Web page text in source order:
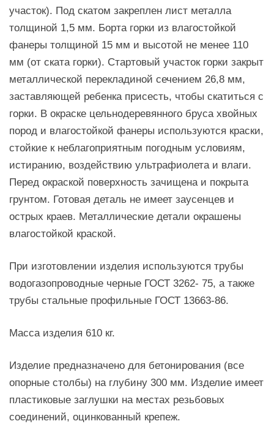
участок). Под скатом закреплен лист металла
толщиной 1,5 мм. Борта горки из влагостойкой
фанеры толщиной 15 мм и высотой не менее 110
мм (от ската горки). Стартовый участок горки закрыт
металлической перекладиной сечением 26,8 мм,
заставляющей ребенка присесть, чтобы скатиться с
горки. В окраске цельнодеревянного бруса хвойных
пород и влагостойкой фанеры используются краски,
стойкие к неблагоприятным погодным условиям,
истиранию, воздействию ультрафиолета и влаги.
Перед окраской поверхность зачищена и покрыта
грунтом. Готовая деталь не имеет заусенцев и
острых краев. Металлические детали окрашены
влагостойкой краской.
При изготовлении изделия используются трубы
водогазопроводные черные ГОСТ 3262- 75, а также
трубы стальные профильные ГОСТ 13663-86.
Масса изделия 610 кг.
Изделие предназначено для бетонирования (все
опорные столбы) на глубину 300 мм. Изделие имеет
пластиковые заглушки на местах резьбовых
соединений, оцинкованный крепеж.